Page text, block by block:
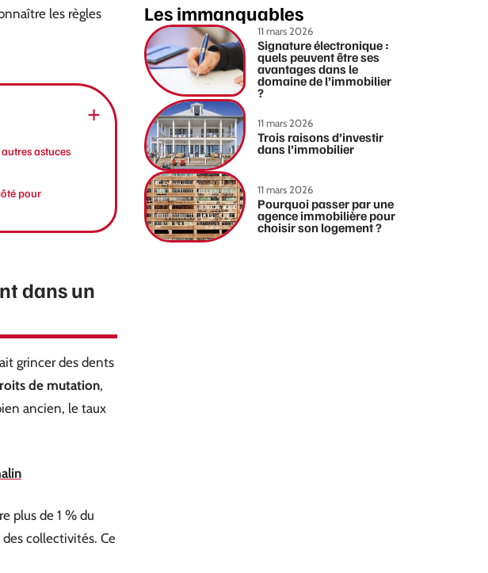
les règles
astuces
pour
dans un
grincer des dents
de mutation,
ancien, le taux
plus de 1 % du
collectivités. Ce
Les immanquables
11 mars 2026
Signature électronique :
quels peuvent être ses
avantages dans le
domaine de l’immobilier
?
11 mars 2026
Trois raisons d’investir
dans l’immobilier
11 mars 2026
Pourquoi passer par une
agence immobilière pour
choisir son logement ?